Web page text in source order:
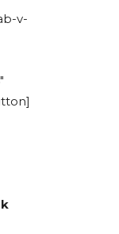
v-